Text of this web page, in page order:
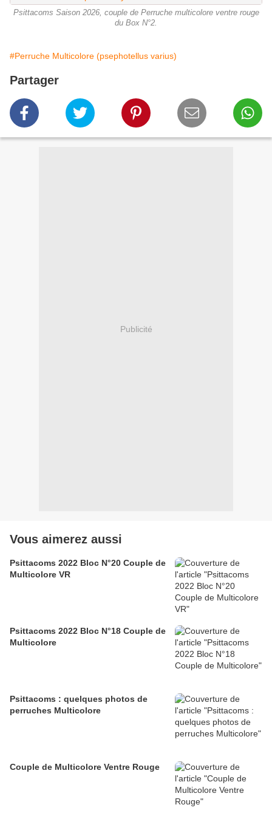
Psittacoms Saison 2026, couple de Perruche multicolore ventre rouge
du Box N°2.
#Perruche Multicolore (psephotellus varius)
Partager
Publicité
Vous aimerez aussi
Psittacoms 2022 Bloc N°20 Couple de
Multicolore VR
Psittacoms 2022 Bloc N°18 Couple de
Multicolore
Psittacoms : quelques photos de
perruches Multicolore
Couple de Multicolore Ventre Rouge